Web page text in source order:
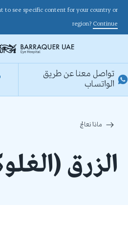
to see specific content for your country or
region? Continue
تواصل معنا عن طريق
الواتساب
ماذا نعالج
الزرق